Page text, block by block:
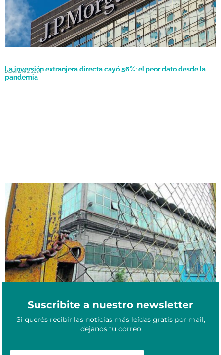
La inversión extranjera directa cayó 56%: el peor dato desde la
pandemia
Diciembre 2, 2024
Competencia desleal: las razones por las que el RIGI atentaría
contra la industria nacional
Mayo 23, 2024
Suscribite a nuestro newsletter
Si querés recibir las noticias más leídas gratis por mail,
dejanos tu correo